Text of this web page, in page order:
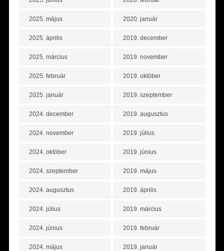
2025. május
2025. április
2025. március
2025. február
2025. január
2024. december
2024. november
2024. október
2024. szeptember
2024. augusztus
2024. július
2024. június
2024. május
2020. január
2019. december
2019. november
2019. október
2019. szeptember
2019. augusztus
2019. július
2019. június
2019. május
2019. április
2019. március
2019. február
2019. január